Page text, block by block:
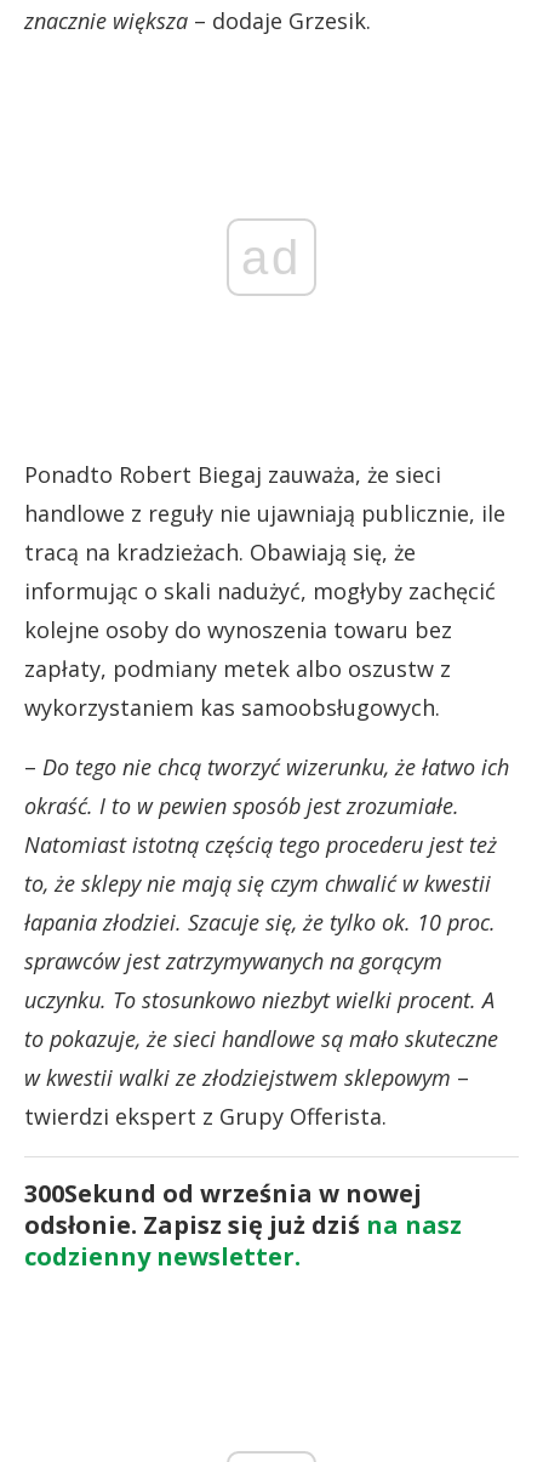
znacznie większa – dodaje Grzesik.
ad
Ponadto Robert Biegaj zauważa, że sieci
handlowe z reguły nie ujawniają publicznie, ile
tracą na kradzieżach. Obawiają się, że
informując o skali nadużyć, mogłyby zachęcić
kolejne osoby do wynoszenia towaru bez
zapłaty, podmiany metek albo oszustw z
wykorzystaniem kas samoobsługowych.
– Do tego nie chcą tworzyć wizerunku, że łatwo ich
okraść. I to w pewien sposób jest zrozumiałe.
Natomiast istotną częścią tego procederu jest też
to, że sklepy nie mają się czym chwalić w kwestii
łapania złodziei. Szacuje się, że tylko ok. 10 proc.
sprawców jest zatrzymywanych na gorącym
uczynku. To stosunkowo niezbyt wielki procent. A
to pokazuje, że sieci handlowe są mało skuteczne
w kwestii walki ze złodziejstwem sklepowym –
twierdzi ekspert z Grupy Offerista.
300Sekund od września w nowej
odsłonie. Zapisz się już dziś na nasz
codzienny newsletter.